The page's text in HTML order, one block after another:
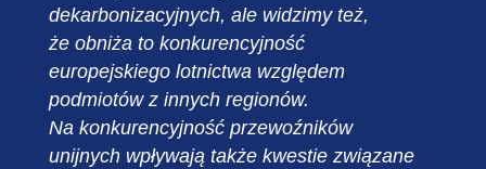
dekarbonizacyjnych, ale widzimy też,
że obniża to konkurencyjność
europejskiego lotnictwa względem
podmiotów z innych regionów.
Na konkurencyjność przewoźników
unijnych wpływają także kwestie związane